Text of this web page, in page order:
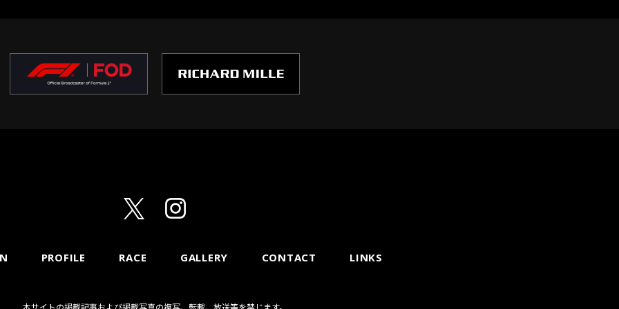
PROFILE RACE GALLERY CONTACT LINKS
本サイトの掲載記事および掲載写真の複写、転載、放送等を禁じます。